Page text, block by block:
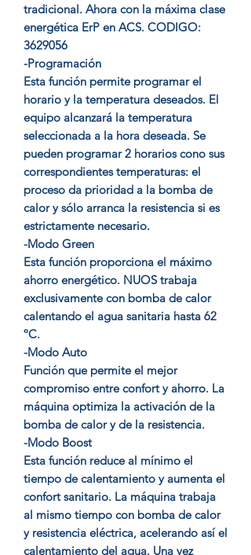
tradicional. Ahora con la máxima clase
energética ErP en ACS. CODIGO:
3629056
-Programación
Esta función permite programar el
horario y la temperatura deseados. El
equipo alcanzará la temperatura
seleccionada a la hora deseada. Se
pueden programar 2 horarios cono sus
correspondientes temperaturas: el
proceso da prioridad a la bomba de
calor y sólo arranca la resistencia si es
estrictamente necesario.
-Modo Green
Esta función proporciona el máximo
ahorro energético. NUOS trabaja
exclusivamente con bomba de calor
calentando el agua sanitaria hasta 62
ºC.
-Modo Auto
Función que permite el mejor
compromiso entre confort y ahorro. La
máquina optimiza la activación de la
bomba de calor y de la resistencia.
-Modo Boost
Esta función reduce al mínimo el
tiempo de calentamiento y aumenta el
confort sanitario. La máquina trabaja
al mismo tiempo con bomba de calor
y resistencia eléctrica, acelerando así el
calentamiento del agua. Una vez